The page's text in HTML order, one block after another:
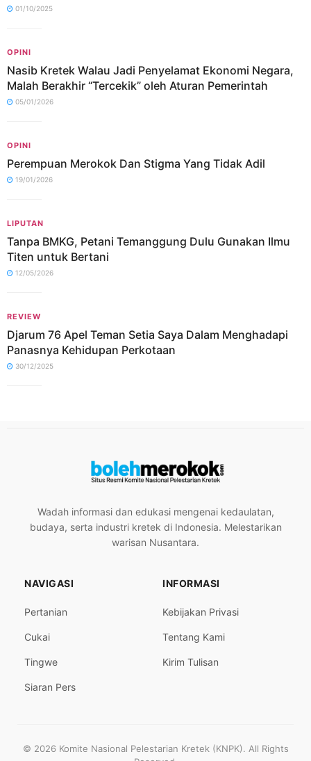
01/10/2025
OPINI
Nasib Kretek Walau Jadi Penyelamat Ekonomi Negara,
Malah Berakhir “Tercekik” oleh Aturan Pemerintah
05/01/2026
OPINI
Perempuan Merokok Dan Stigma Yang Tidak Adil
19/01/2026
LIPUTAN
Tanpa BMKG, Petani Temanggung Dulu Gunakan Ilmu
Titen untuk Bertani
12/05/2026
REVIEW
Djarum 76 Apel Teman Setia Saya Dalam Menghadapi
Panasnya Kehidupan Perkotaan
30/12/2025
Wadah informasi dan edukasi mengenai kedaulatan,
budaya, serta industri kretek di Indonesia. Melestarikan
warisan Nusantara.
NAVIGASI
Pertanian
Cukai
Tingwe
Siaran Pers
INFORMASI
Kebijakan Privasi
Tentang Kami
Kirim Tulisan
© 2026 Komite Nasional Pelestarian Kretek (KNPK). All Rights